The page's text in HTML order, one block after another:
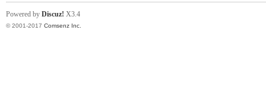
Powered by Discuz! X3.4
© 2001-2017 Comsenz Inc.